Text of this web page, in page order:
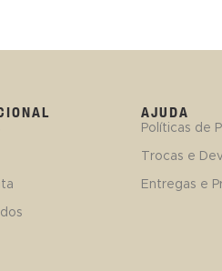
AJUDA
Políticas de
Trocas e
Entregas e